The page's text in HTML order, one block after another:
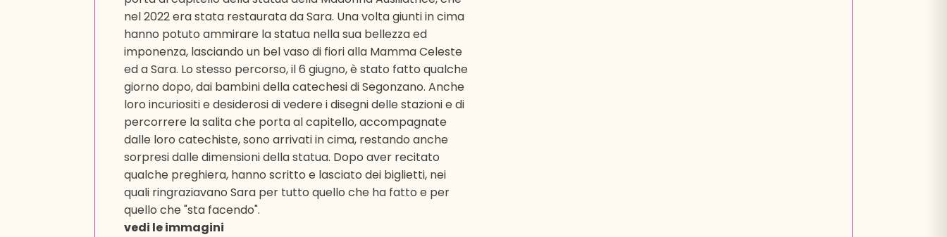
nel 2022 era stata restaurata da Sara. Una volta giunti in cima
hanno potuto ammirare la statua nella sua bellezza ed
imponenza, lasciando un bel vaso di fiori alla Mamma Celeste
ed a Sara. Lo stesso percorso, il 6 giugno, è stato fatto qualche
giorno dopo, dai bambini della catechesi di Segonzano. Anche
loro incuriositi e desiderosi di vedere i disegni delle stazioni e di
percorrere la salita che porta al capitello, accompagnate
dalle loro catechiste, sono arrivati in cima, restando anche
sorpresi dalle dimensioni della statua. Dopo aver recitato
qualche preghiera, hanno scritto e lasciato dei biglietti, nei
quali ringraziavano Sara per tutto quello che ha fatto e per
quello che "sta facendo".
vedi le immagini